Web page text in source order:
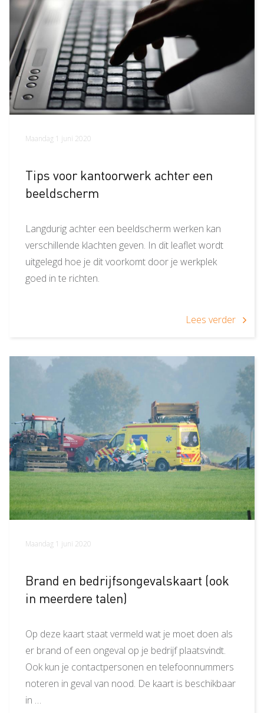
Maandag 1 juni 2020
Tips voor kantoorwerk achter een
beeldscherm
Langdurig achter een beeldscherm werken kan
verschillende klachten geven. In dit leaflet wordt
uitgelegd hoe je dit voorkomt door je werkplek
goed in te richten.
Lees verder
Maandag 1 juni 2020
Brand en bedrijfsongevalskaart (ook
in meerdere talen)
Op deze kaart staat vermeld wat je moet doen als
er brand of een ongeval op je bedrijf plaatsvindt.
Ook kun je contactpersonen en telefoonnummers
noteren in geval van nood. De kaart is beschikbaar
in …